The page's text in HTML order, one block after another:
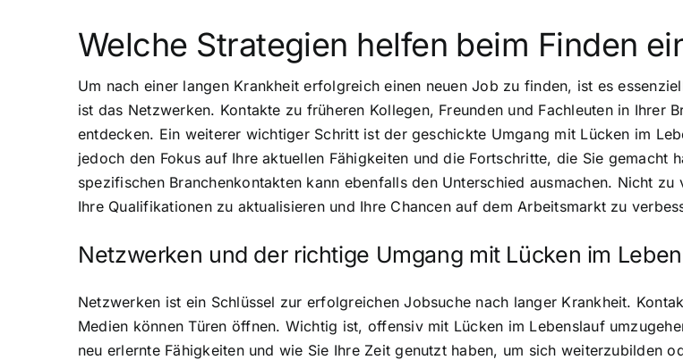
Welche Strategien helfen beim Finden
Um nach einer langen Krankheit erfolgreich einen neuen Job zu finden, ist es
ist das Netzwerken. Kontakte zu früheren Kollegen, Freunden und Fachleuten in Ihrer
entdecken. Ein weiterer wichtiger Schritt ist der geschickte Umgang mit Lücken im
jedoch den Fokus auf Ihre aktuellen Fähigkeiten und die Fortschritte, die Sie gemacht
spezifischen Branchenkontakten kann ebenfalls den Unterschied ausmachen. Nicht
Ihre Qualifikationen zu aktualisieren und Ihre Chancen auf dem Arbeitsmarkt zu
Netzwerken und der richtige Umgang mit Lücken im
Netzwerken ist ein Schlüssel zur erfolgreichen Jobsuche nach langer Krankheit.
Medien können Türen öffnen. Wichtig ist, offensiv mit Lücken im Lebenslauf
neu erlernte Fähigkeiten und wie Sie Ihre Zeit genutzt haben, um sich weiterzubilden